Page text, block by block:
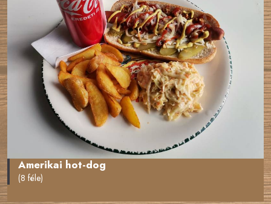
Amerikai hot-dog
(8 féle)